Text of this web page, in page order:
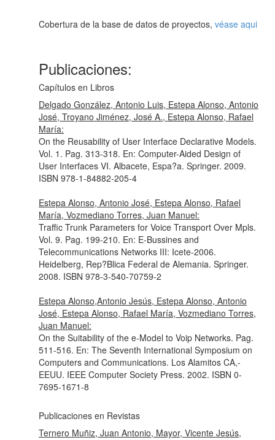
Cobertura de la base de datos de proyectos, véase aqui
Publicaciones:
Capítulos en Libros
Delgado González, Antonio Luis, Estepa Alonso, Antonio
José, Troyano Jiménez, José A., Estepa Alonso, Rafael
María:
On the Reusability of User Interface Declarative Models.
Vol. 1. Pag. 313-318. En: Computer-Aided Design of
User Interfaces VI. Albacete, Espa?a. Springer. 2009.
ISBN 978-1-84882-205-4
Estepa Alonso, Antonio José, Estepa Alonso, Rafael
María, Vozmediano Torres, Juan Manuel:
Traffic Trunk Parameters for Voice Transport Over Mpls.
Vol. 9. Pag. 199-210. En: E-Bussines and
Telecommunications Networks III: Icete-2006.
Heidelberg, Rep?Blica Federal de Alemania. Springer.
2008. ISBN 978-3-540-70759-2
Estepa Alonso,Antonio Jesús, Estepa Alonso, Antonio
José, Estepa Alonso, Rafael María, Vozmediano Torres,
Juan Manuel:
On the Suitability of the e-Model to Voip Networks. Pag.
511-516. En: The Seventh International Symposium on
Computers and Communications. Los Alamitos CA,-
EEUU. IEEE Computer Society Press. 2002. ISBN 0-
7695-1671-8
Publicaciones en Revistas
Ternero Muñiz, Juan Antonio, Mayor, Vicente Jesús,